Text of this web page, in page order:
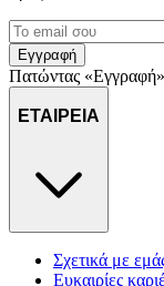
Εγγραφή
Πατώντας
ΕΤΑΙΡΕΙΑ
Σχετικά με
Ευκαιρίες